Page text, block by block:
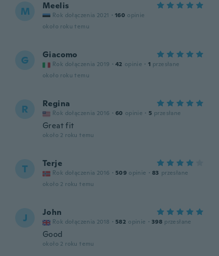
M Meelis
Rok dołączenia 2021 · 160 opinie
około roku temu
G Giacomo
Rok dołączenia 2019 · 42 opinie · 1 przesłane
około roku temu
R Regina
Rok dołączenia 2016 · 60 opinie · 5 przesłane
Great fit
około 2 roku temu
T Terje
Rok dołączenia 2016 · 509 opinie · 83 przesłane
około 2 roku temu
J John
Rok dołączenia 2018 · 582 opinie · 398 przesłane
Good
około 2 roku temu